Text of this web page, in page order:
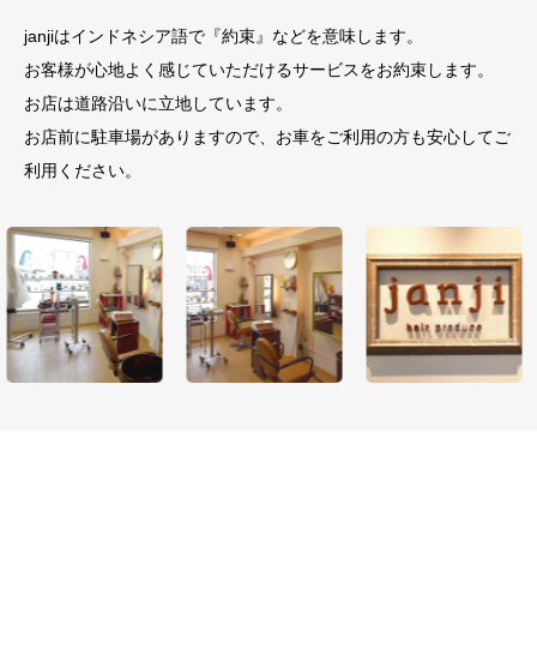
janjiはインドネシア語で『約束』などを意味します。
お客様が心地よく感じていただけるサービスをお約束します。
お店は道路沿いに立地しています。
お店前に駐車場がありますので、お車をご利用の方も安心してご
利用ください。